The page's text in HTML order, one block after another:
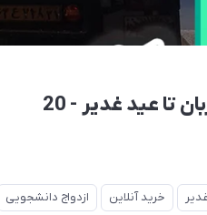
تا عید غدیر - 20
خرید آنلاین ازدواج دانشجویی